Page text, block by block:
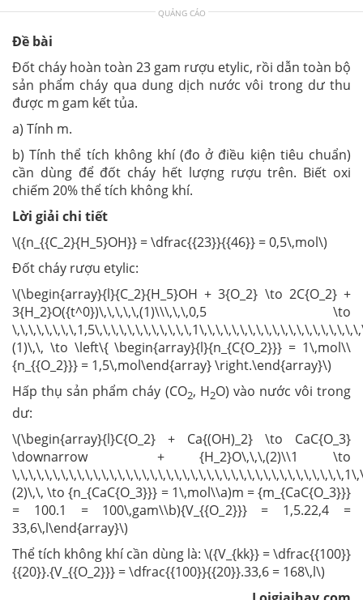
QUẢNG CÁO
Đề bài
Đốt cháy hoàn toàn 23 gam rượu etylic, rồi dẫn toàn bộ
sản phẩm cháy qua dung dịch nước vôi trong dư thu
được m gam kết tủa.
a) Tính m.
b) Tính thể tích không khí (đo ở điều kiện tiêu chuẩn)
cần dùng để đốt cháy hết lượng rượu trên. Biết oxi
chiếm 20% thể tích không khí.
Lời giải chi tiết
\({n_{{C_2}{H_5}OH}} = \dfrac{{23}}{{46}} = 0,5\,mol\)
Đốt cháy rượu etylic:
\(\begin{array}{l}{C_2}{H_5}OH + 3{O_2} \to 2C{O_2} +
3{H_2}O({t^0})\,\,\,\,\,(1)\\\,\,\,0,5 \to
(1)\,\, \to \left\{ \begin{array}{l}{n_{C{O_2}}} = 1\,mol\\
{n_{{O_2}}} = 1,5\,mol\end{array} \right.\end{array}\)
Hấp thụ sản phẩm cháy (CO2, H2O) vào nước vôi trong
dư:
\(\begin{array}{l}C{O_2} + Ca{(OH)_2} \to CaC{O_3}
\downarrow + {H_2}O\,\,\,(2)\\1 \to
(2)\,\, \to {n_{CaC{O_3}}} = 1\,mol\\a)m = {m_{CaC{O_3}}}
= 100.1 = 100\,gam\\b){V_{{O_2}}} = 1,5.22,4 =
33,6\,l\end{array}\)
Thể tích không khí cần dùng là: \({V_{kk}} = \dfrac{{100}}
{{20}}.{V_{{O_2}}} = \dfrac{{100}}{{20}}.33,6 = 168\,l\)